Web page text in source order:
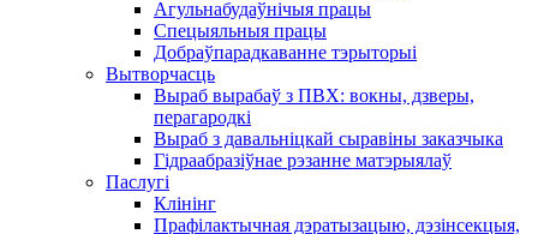
Агульнабудаўнічыя працы
Спецыяльныя працы
Добраўпарадкаванне тэрыторыі
Вытворчасць
Выраб вырабаў з ПВХ: вокны, дзверы,
перагародкі
Выраб з давальніцкай сыравіны заказчыка
Гідраабразіўнае рэзанне матэрыялаў
Паслугі
Клінінг
Прафілактычная дэратызацыю, дэзiнсекцыя,